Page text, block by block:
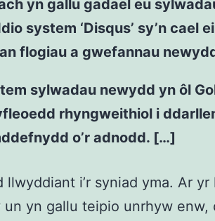
yn gallu gadael eu
system ‘Disqus’ sy’n cael ei
flogiau a gwefannau
sylwadau newydd yn ôl
rhyngweithiol i
o’r adnodd. […]
llwyddiant i’r syniad yma. Ar yr
yn gallu teipio unrhyw enw,